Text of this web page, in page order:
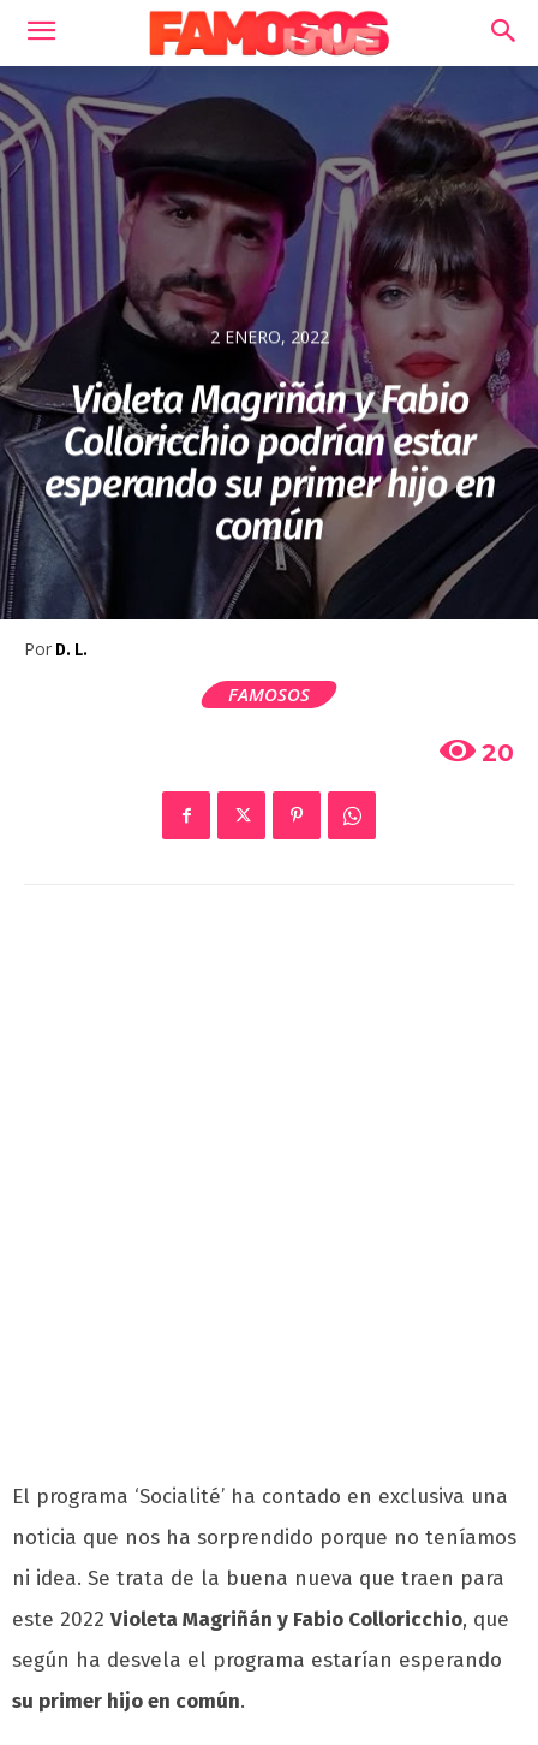
2 ENERO, 2022
Violeta Magriñán y Fabio
Colloricchio podrían estar
esperando su primer hijo en
común
Por D. L.
FAMOSOS
20
El programa ‘Socialité’ ha contado en exclusiva una
noticia que nos ha sorprendido porque no teníamos
ni idea. Se trata de la buena nueva que traen para
este 2022 Violeta Magriñán y Fabio Colloricchio, que
según ha desvela el programa estarían esperando
su primer hijo en común.